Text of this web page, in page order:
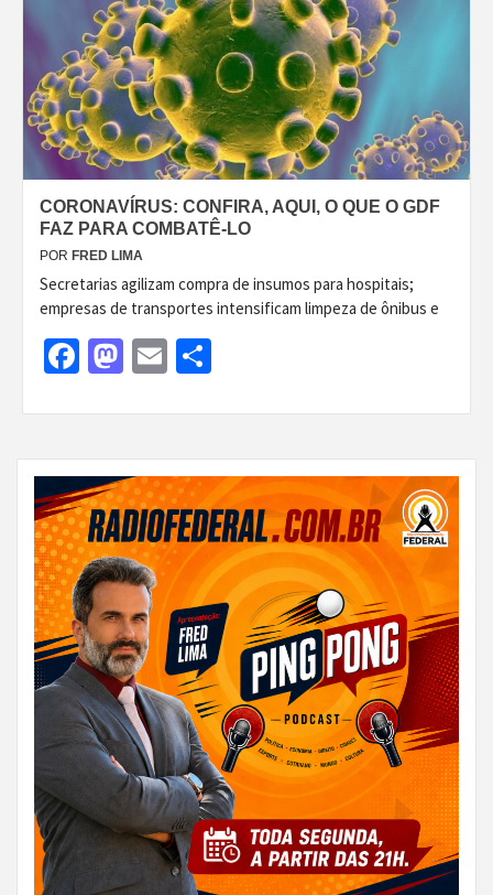
CORONAVÍRUS: CONFIRA, AQUI, O QUE O GDF
FAZ PARA COMBATÊ-LO
POR FRED LIMA
Secretarias agilizam compra de insumos para hospitais;
empresas de transportes intensificam limpeza de ônibus e
Facebook
Mastodon
Email